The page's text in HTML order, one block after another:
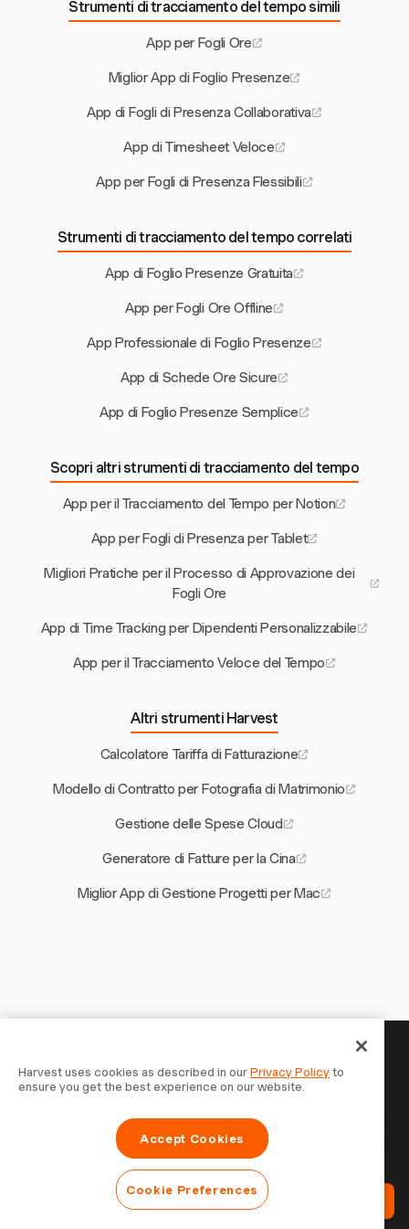
Strumenti di tracciamento del tempo simili
App per Fogli Ore
Miglior App di Foglio Presenze
App di Fogli di Presenza Collaborativa
App di Timesheet Veloce
App per Fogli di Presenza Flessibili
Strumenti di tracciamento del tempo correlati
App di Foglio Presenze Gratuita
App per Fogli Ore Offline
App Professionale di Foglio Presenze
App di Schede Ore Sicure
App di Foglio Presenze Semplice
Scopri altri strumenti di tracciamento del tempo
App per il Tracciamento del Tempo per Notion
App per Fogli di Presenza per Tablet
Migliori Pratiche per il Processo di Approvazione dei
Fogli Ore
App di Time Tracking per Dipendenti Personalizzabile
App per il Tracciamento Veloce del Tempo
Altri strumenti Harvest
Calcolatore Tariffa di Fatturazione
Modello di Contratto per Fotografia di Matrimonio
Gestione delle Spese Cloud
Generatore di Fatture per la Cina
Miglior App di Gestione Progetti per Mac
Il tuo tempo merita di essere
tracciato — inizia ora
Unisciti a oltre 70.000 aziende che monitorano il tempo,
fatturano i clienti e vengono pagate più velocemente con
Prova Harvest Gratis
Harvest uses cookies as described in ourPrivacy Policyto
ensure you get the best experience on our website.
Accept Cookies
Cookie Preferences